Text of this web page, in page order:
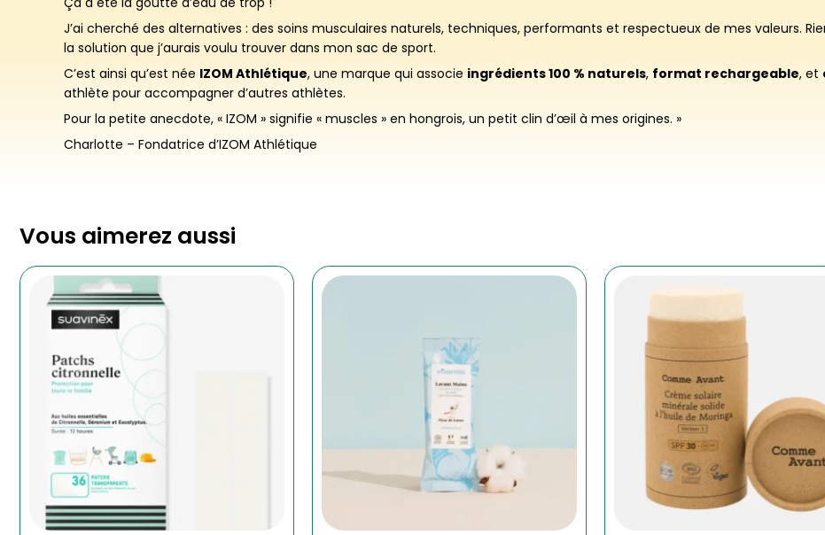
J’ai cherché des alternatives : des soins musculaires naturels, techniques, performants et respectueux de mes valeurs.
la solution que j’aurais voulu trouver dans mon sac de sport.
C’est ainsi qu’est née IZOM Athlétique, une marque qui associe ingrédients 100 % naturels, format rechargeable, et
athlète pour accompagner d’autres athlètes.
Pour la petite anecdote, « IZOM » signifie « muscles » en hongrois, un petit clin d’œil à mes origines. »
Charlotte – Fondatrice d’IZOM Athlétique
Vous aimerez aussi
produit
a
variations.
peuvent
être
choisies
sur
la
page